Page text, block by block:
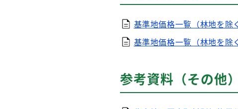
基準地価格一覧（林地を除
基準地価格一覧（林地を除
参考資料（その他）